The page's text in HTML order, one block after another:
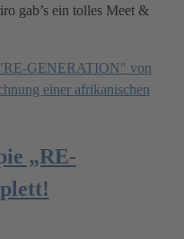
gab’s ein tolles Meet &
„RE-